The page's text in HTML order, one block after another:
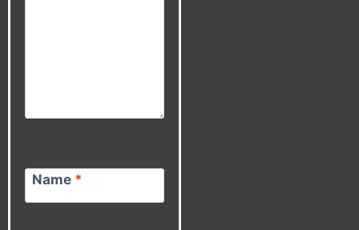
Name *